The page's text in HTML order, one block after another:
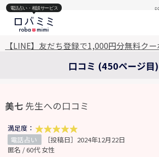
電話占い・相談サービス
【LINE】友だち登録で1,000円分無料ク
口コミ (450ページ目)
美七 先生への口コミ
満足度：
電話占い
［投稿日］2024年12月22日
匿名 / 60代 女性